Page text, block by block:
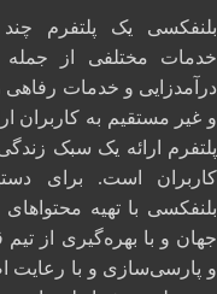
بلنفکسی یک پلتفرم
خدمات مختلفی از
درآمدزایی و خدمات
و غیر مستقیم به کاربران
پلتفرم ارائه یک سبک
کاربران است. برای
بلنفکسی با تهیه
جهان و با بهره‌گیری از
و پارسی‌سازی و با رعایت